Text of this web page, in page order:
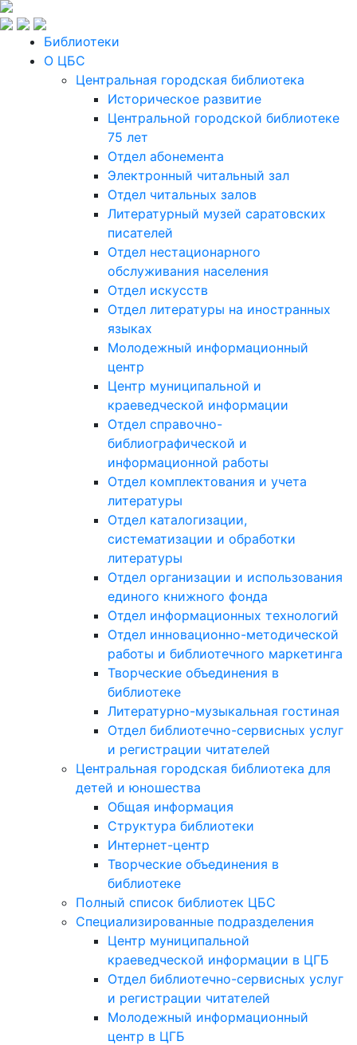
Библиотеки
О ЦБС
Центральная городская библиотека
Историческое развитие
Центральной городской библиотеке
75 лет
Отдел абонемента
Электронный читальный зал
Отдел читальных залов
Литературный музей саратовских
писателей
Отдел нестационарного
обслуживания населения
Отдел искусств
Отдел литературы на иностранных
языках
Молодежный информационный
центр
Центр муниципальной и
краеведческой информации
Отдел справочно-
библиографической и
информационной работы
Отдел комплектования и учета
литературы
Отдел каталогизации,
систематизации и обработки
литературы
Отдел организации и использования
единого книжного фонда
Отдел информационных технологий
Отдел инновационно-методической
работы и библиотечного маркетинга
Творческие объединения в
библиотеке
Литературно-музыкальная гостиная
Отдел библиотечно-сервисных услуг
и регистрации читателей
Центральная городская библиотека для
детей и юношества
Общая информация
Структура библиотеки
Интернет-центр
Творческие объединения в
библиотеке
Полный список библиотек ЦБС
Специализированные подразделения
Центр муниципальной
краеведческой информации в ЦГБ
Отдел библиотечно-сервисных услуг
и регистрации читателей
Молодежный информационный
центр в ЦГБ